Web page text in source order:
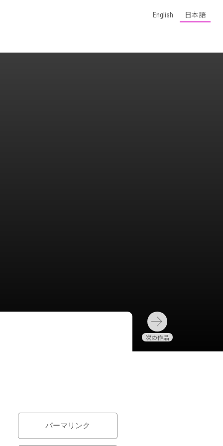
English 日本語
パーマリンク